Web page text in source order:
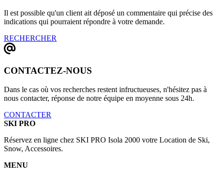
Il est possible qu'un client ait déposé un commentaire qui précise des
indications qui pourraient répondre à votre demande.
RECHERCHER
CONTACTEZ-NOUS
Dans le cas où vos recherches restent infructueuses, n'hésitez pas à
nous contacter, réponse de notre équipe en moyenne sous 24h.
CONTACTER
SKI PRO
Réservez en ligne chez SKI PRO Isola 2000 votre Location de Ski,
Snow, Accessoires.
MENU